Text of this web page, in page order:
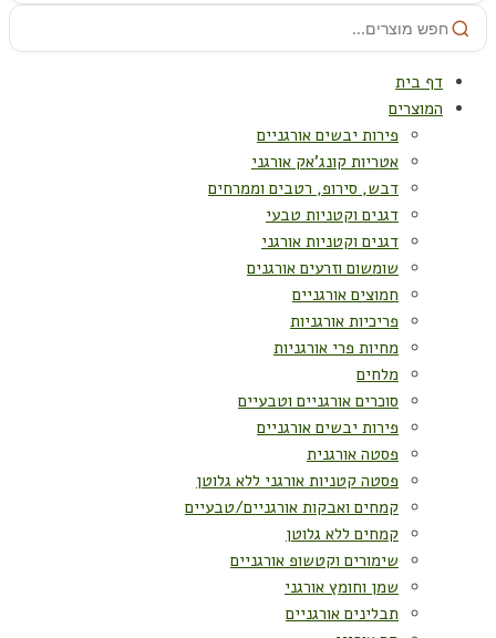
דף בית
המוצרים
פירות יבשים אורגניים
אטריות קונג'אק אורגני
דבש, סירופ, רטבים וממרחים
דגנים וקטניות טבעי
דגנים וקטניות אורגני
שומשום וזרעים אורגנים
חמוצים אורגניים
פריכיות אורגניות
מחיות פרי אורגניות
מלחים
סוכרים אורגניים וטבעיים
פירות יבשים אורגניים
פסטה אורגנית
פסטה קטניות אורגני ללא גלוטן
קמחים ואבקות אורגניים/טבעיים
קמחים ללא גלוטן
שימורים וקטשופ אורגניים
שמן וחומץ אורגני
תבלינים אורגניים